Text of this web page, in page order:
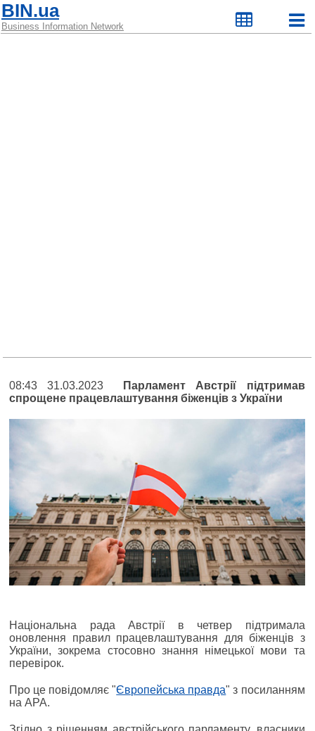
BIN.ua
Business Information Network
08:43 31.03.2023
Парламент Австрії підтримав
спрощене працевлаштування біженців з України
Національна рада Австрії в четвер підтримала
оновлення правил працевлаштування для біженців з
України, зокрема стосовно знання німецької мови та
перевірок.
Про це повідомляє "Європейська правда" з посиланням
на APA.